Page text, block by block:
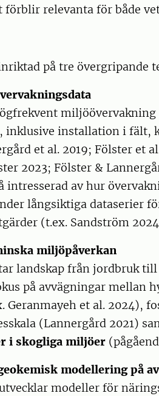
relevanta för både
på tre övergripande
miljöövervakning
inklusive installation i fält,
et al. 2019; Fölster et
2023; Fölster &
intresserad av hur
långsiktiga dataserier
(t.ex. Sandström
miljöpåverkan
landskap från jordbruk till
på avvägningar mellan
Geranmayeh et al. 2024),
(Lannergård 2021)
i skogliga miljöer
modellering på
modeller för